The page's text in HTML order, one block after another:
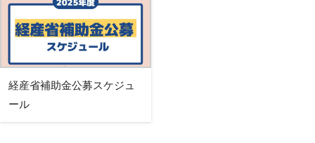
経産省補助金公募スケジュ
ール